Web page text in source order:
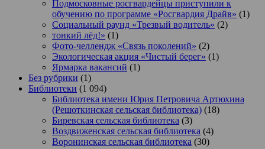
Подмосковные росгвардейцы приступили к
обучению по программе «Росгвардия Драйв» (1)
Социальный раунд «Трезвый водитель» (2)
тонкий лёд!» (1)
Фото-челлендж «Связь поколений» (2)
Экологическая акция «Чистый берег» (1)
Ярмарка вакансий (1)
Без рубрики (1)
Библиотеки (1 094)
Библиотека имени Юрия Петровича Артюхина
(Решоткинская сельская библиотека) (18)
Биревская сельская библиотека (3)
Воздвиженская сельская библиотека (4)
Воронинская сельская библиотека (30)